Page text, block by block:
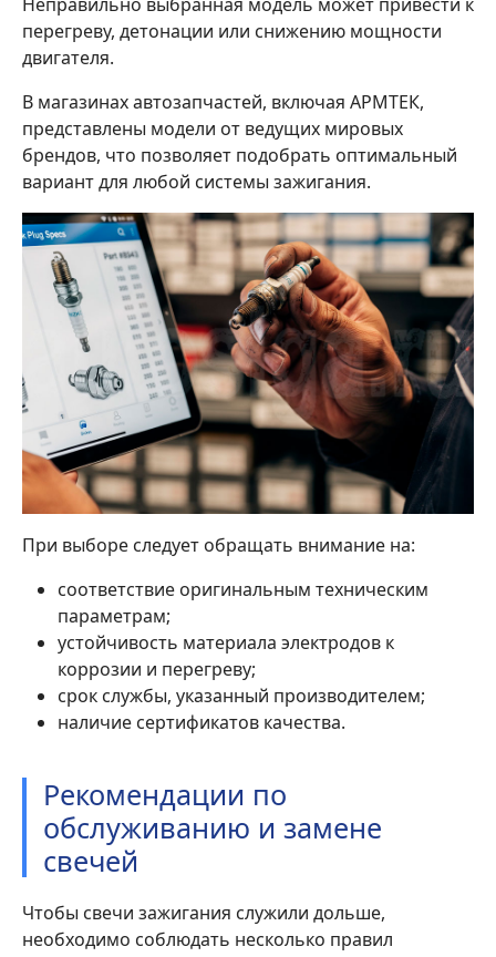
перегреву, детонации или снижению мощности
двигателя.
В магазинах автозапчастей, включая АРМТЕК,
представлены модели от ведущих мировых
брендов, что позволяет подобрать оптимальный
вариант для любой системы зажигания.
При выборе следует обращать внимание на:
соответствие оригинальным техническим
параметрам;
устойчивость материала электродов к
коррозии и перегреву;
срок службы, указанный производителем;
наличие сертификатов качества.
Рекомендации по
обслуживанию и замене
свечей
Чтобы свечи зажигания служили дольше,
необходимо соблюдать несколько правил